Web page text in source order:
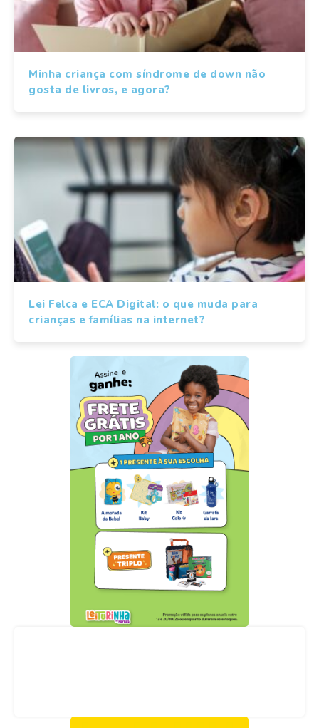
Minha criança com síndrome de down não
gosta de livros, e agora?
Lei Felca e ECA Digital: o que muda para
crianças e famílias na internet?